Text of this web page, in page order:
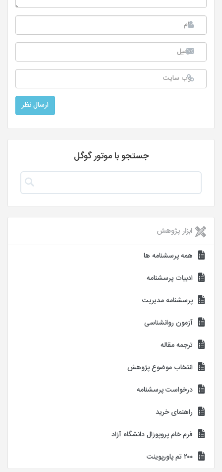
جستجو با موتور گوگل
ابزار پژوهش
همه پرسشنامه ها
ادبیات پرسشنامه
پرسشنامه مدیریت
آزمون روانشناسی
ترجمه مقاله
انتخاب موضوع پژوهش
درخواست پرسشنامه
راهنمای خرید
فرم خام پروپوزال دانشگاه آزاد
۲۰۰ تم پاورپوینت